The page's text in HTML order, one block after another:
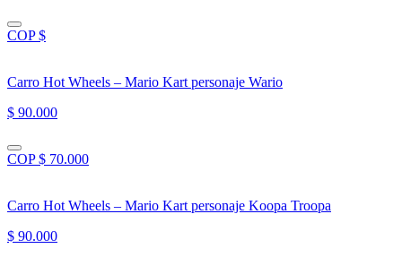
COP $
Carro Hot Wheels – Mario Kart personaje Wario
$ 90.000
COP $ 70.000
Carro Hot Wheels – Mario Kart personaje Koopa Troopa
$ 90.000